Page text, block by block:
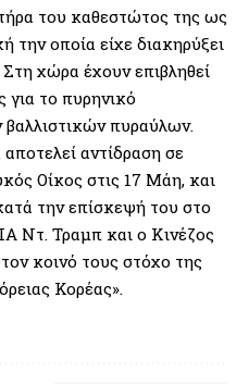
του καθεστώτος της ως
την οποία είχε διακηρύξει
χώρα έχουν επιβληθεί
για το πυρηνικό
βαλλιστικών πυραύλων.
αντίδραση σε
Οίκος στις 17 Μάη, και
την επίσκεψή του στο
Ντ. Τραμπ και ο Κινέζος
κοινό τους στόχο της
Κορέας».